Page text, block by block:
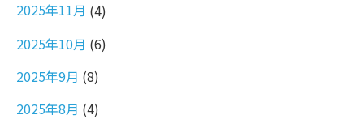
2025年11月 (4)
2025年10月 (6)
2025年9月 (8)
2025年8月 (4)